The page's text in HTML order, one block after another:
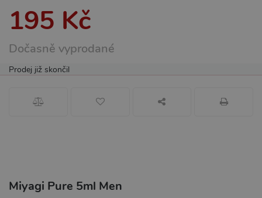
195 Kč
Dočasně vyprodané
Prodej již skončil
Miyagi Pure 5ml Men